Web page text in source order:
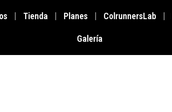
Tienda Planes ColrunnersLab
Galería